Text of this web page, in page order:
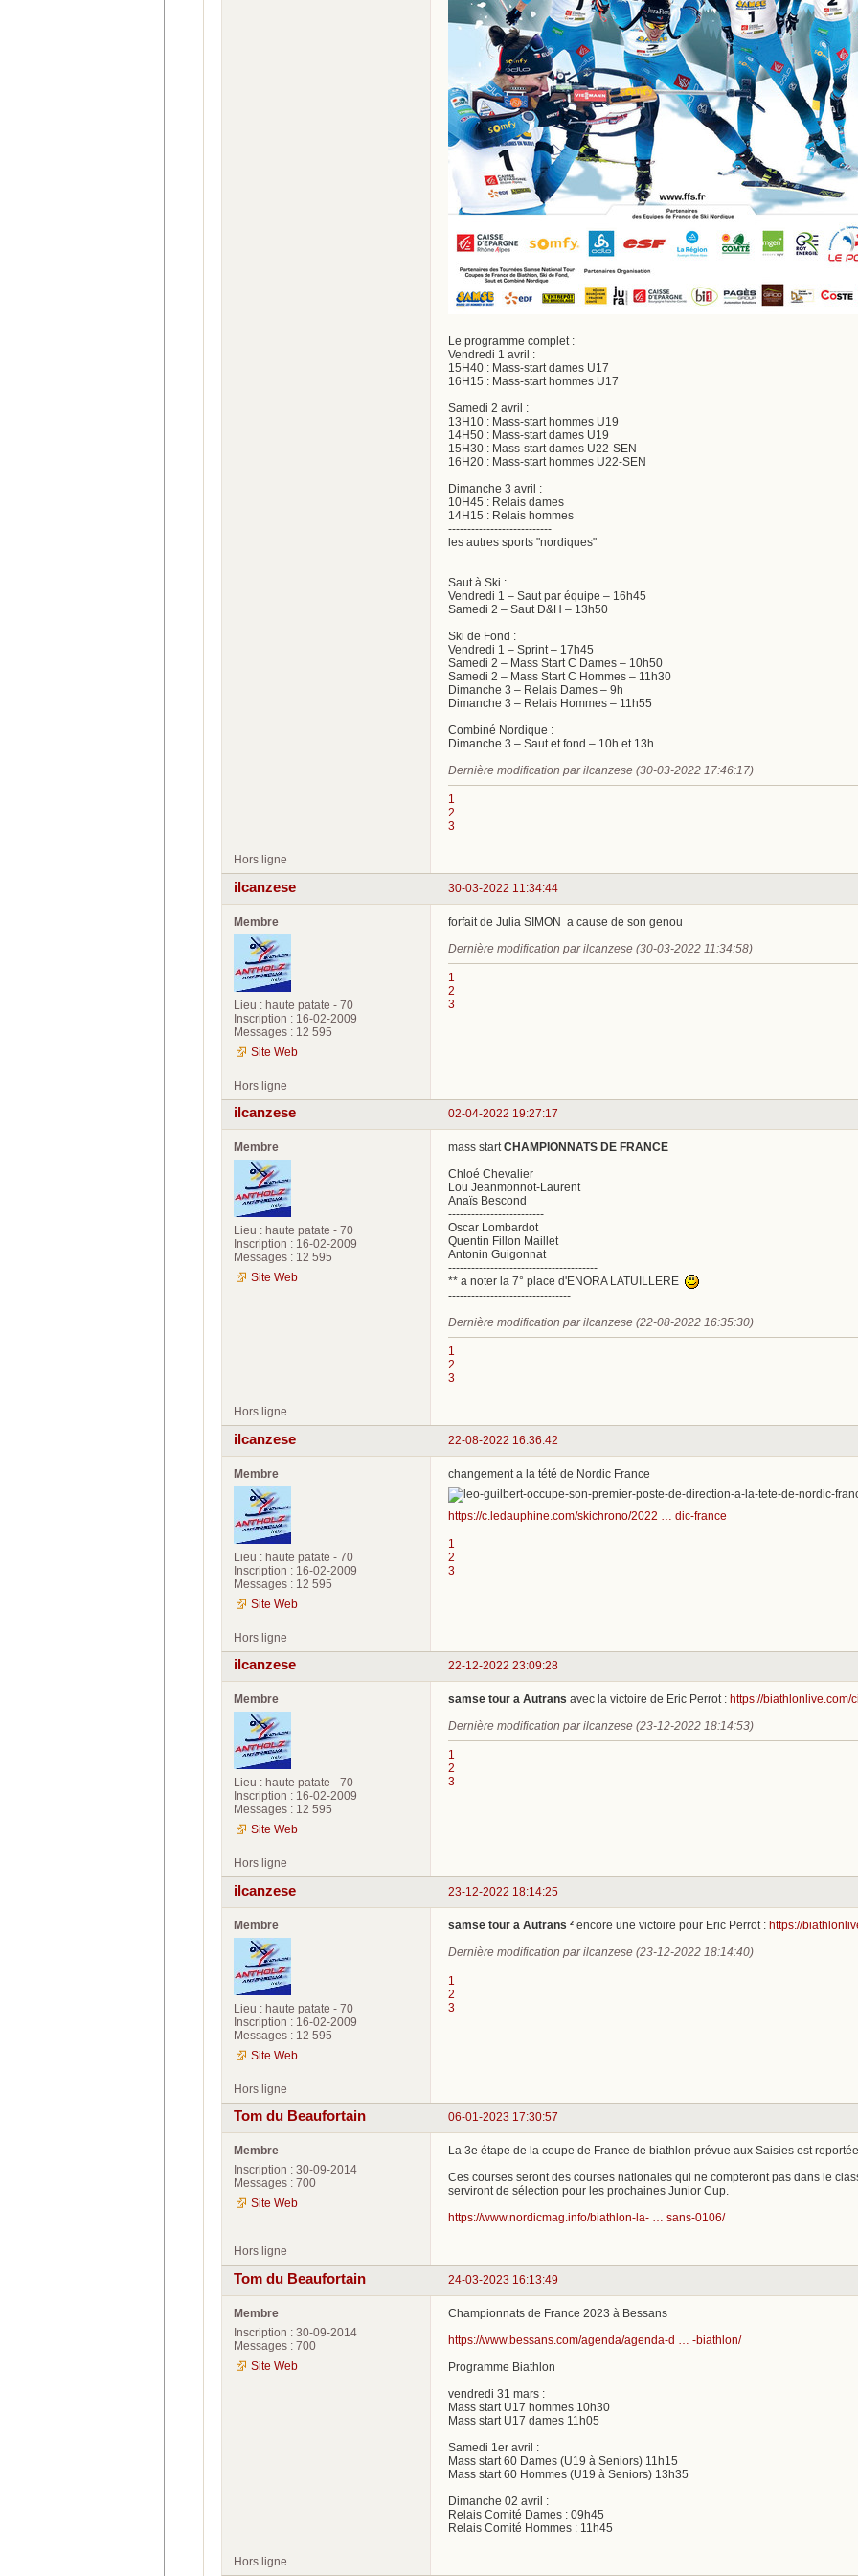
Le programme complet :
Vendredi 1 avril :
15H40 : Mass-start dames U17
16H15 : Mass-start hommes U17
Samedi 2 avril :
13H10 : Mass-start hommes U19
14H50 : Mass-start dames U19
15H30 : Mass-start dames U22-SEN
16H20 : Mass-start hommes U22-SEN
Dimanche 3 avril :
10H45 : Relais dames
14H15 : Relais hommes
---------------------------
les autres sports "nordiques"
Saut à Ski :
Vendredi 1 – Saut par équipe – 16h45
Samedi 2 – Saut D&H – 13h50
Ski de Fond :
Vendredi 1 – Sprint – 17h45
Samedi 2 – Mass Start C Dames – 10h50
Samedi 2 – Mass Start C Hommes – 11h30
Dimanche 3 – Relais Dames – 9h
Dimanche 3 – Relais Hommes – 11h55
Combiné Nordique :
Dimanche 3 – Saut et fond – 10h et 13h
Dernière modification par ilcanzese (30-03-2022 17:46:17)
1
2
3
Hors ligne
30-03-2022 11:34:44
ilcanzese
Membre
Lieu : haute patate - 70
Inscription : 16-02-2009
Messages : 12 595
Site Web
forfait de Julia SIMON a cause de son genou
Dernière modification par ilcanzese (30-03-2022 11:34:58)
1
2
3
Hors ligne
02-04-2022 19:27:17
ilcanzese
Membre
Lieu : haute patate - 70
Inscription : 16-02-2009
Messages : 12 595
Site Web
mass startCHAMPIONNATS DE FRANCE
Chloé Chevalier
Lou Jeanmonnot-Laurent
Anaïs Bescond
-------------------------
Oscar Lombardot
Quentin Fillon Maillet
Antonin Guigonnat
---------------------------------------
** a noter la 7° place d'ENORA LATUILLERE
--------------------------------
Dernière modification par ilcanzese (22-08-2022 16:35:30)
1
2
3
Hors ligne
22-08-2022 16:36:42
ilcanzese
Membre
Lieu : haute patate - 70
Inscription : 16-02-2009
Messages : 12 595
Site Web
changement a la tété de Nordic France
https://c.ledauphine.com/skichrono/2022 … dic-france
1
2
3
Hors ligne
22-12-2022 23:09:28
ilcanzese
Membre
Lieu : haute patate - 70
Inscription : 16-02-2009
Messages : 12 595
Site Web
samse tour a Autrans avec la victoire de Eric Perrot : https://
Dernière modification par ilcanzese (23-12-2022 18:14:53)
1
2
3
Hors ligne
23-12-2022 18:14:25
ilcanzese
Membre
Lieu : haute patate - 70
Inscription : 16-02-2009
Messages : 12 595
Site Web
samse tour a Autrans ² encore une victoire pour Eric Perrot : https://
Dernière modification par ilcanzese (23-12-2022 18:14:40)
1
2
3
Hors ligne
06-01-2023 17:30:57
Tom du Beaufortain
Membre
Inscription : 30-09-2014
Messages : 700
Site Web
La 3e étape de la coupe de France de biathlon prévue aux Saisies est
Ces courses seront des courses nationales qui ne compteront pas dans le
serviront de sélection pour les prochaines Junior Cup.
https://www.nordicmag.info/biathlon-la- … sans-0106/
Hors ligne
24-03-2023 16:13:49
Tom du Beaufortain
Membre
Inscription : 30-09-2014
Messages : 700
Site Web
Championnats de France 2023 à Bessans
https://www.bessans.com/agenda/agenda-d … -biathlon/
Programme Biathlon
vendredi 31 mars :
Mass start U17 hommes 10h30
Mass start U17 dames 11h05
Samedi 1er avril :
Mass start 60 Dames (U19 à Seniors) 11h15
Mass start 60 Hommes (U19 à Seniors) 13h35
Dimanche 02 avril :
Relais Comité Dames : 09h45
Relais Comité Hommes : 11h45
Hors ligne